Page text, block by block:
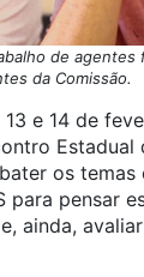
de agentes
da Comissão.
e 14 de
Estadual
os temas
para pensar
ainda,